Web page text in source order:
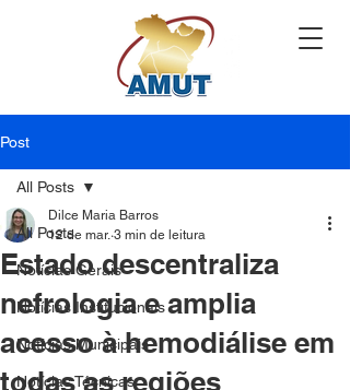
Post
All Posts
Notícias Gerais
Notícias Institucionais
Notícias Municipais
Notícias Técnicas
All Posts
Estado descentraliza
nefrologia e amplia
acesso à hemodiálise em
todas as regiões
Dilce Maria Barros
12 de mar. 3 min de leitura